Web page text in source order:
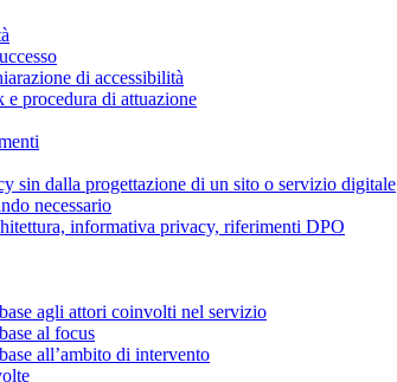
di accessibilità
e procedura di attuazione
sin dalla progettazione di un sito o servizio digitale
necessario
informativa privacy, riferimenti DPO
agli attori coinvolti nel servizio
al focus
all’ambito di intervento